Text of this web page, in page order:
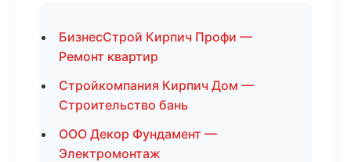
БизнесСтрой Кирпич Профи —
Ремонт квартир
Стройкомпания Кирпич Дом —
Строительство бань
ООО Декор Фундамент —
Электромонтаж